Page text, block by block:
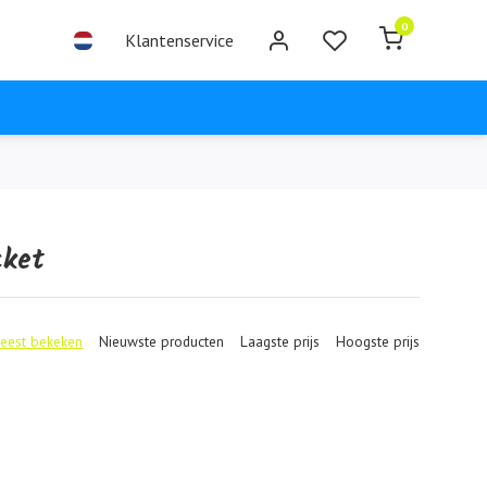
Klantenservice
0
bekeken Nieuwste producten Laagste prijs Hoogste prijs